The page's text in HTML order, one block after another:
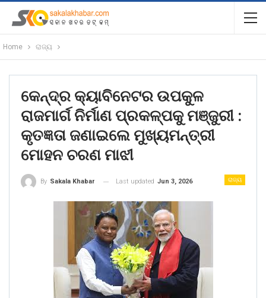
Home ରାଜ୍ୟ
କେନ୍ଦ୍ର କ୍ୟାବିନେଟର ଉପକୁଳ
ରାଜମାର୍ଗ ନିର୍ମାଣ ପ୍ରକଳ୍ପକୁ ମଞ୍ଜୁରୀ :
କୃତଜ୍ଞତା ଜଣାଇଲେ ମୁଖ୍ୟମନ୍ତ୍ରୀ
ମୋହନ ଚରଣ ମାଝୀ
ରାଜ୍ୟ
By Sakala Khabar Last updated Jun 3, 2026